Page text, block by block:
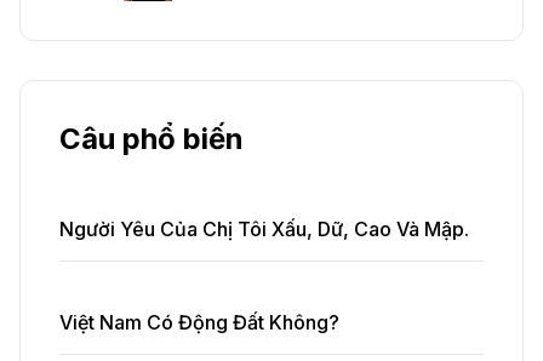
Câu phổ biến
Người Yêu Của Chị Tôi Xấu, Dữ, Cao Và Mập.
Việt Nam Có Động Đất Không?